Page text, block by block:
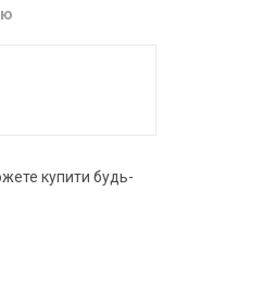
купити будь-